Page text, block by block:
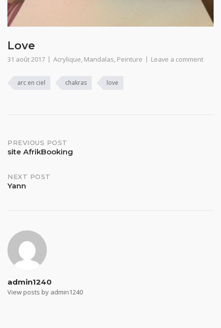
Love
31 août 2017 Acrylique, Mandalas, Peinture Leave a comment
arc en ciel chakras love
Post
PREVIOUS POST
site AfrikBooking
NEXT POST
Yann
admin1240
View posts by admin1240